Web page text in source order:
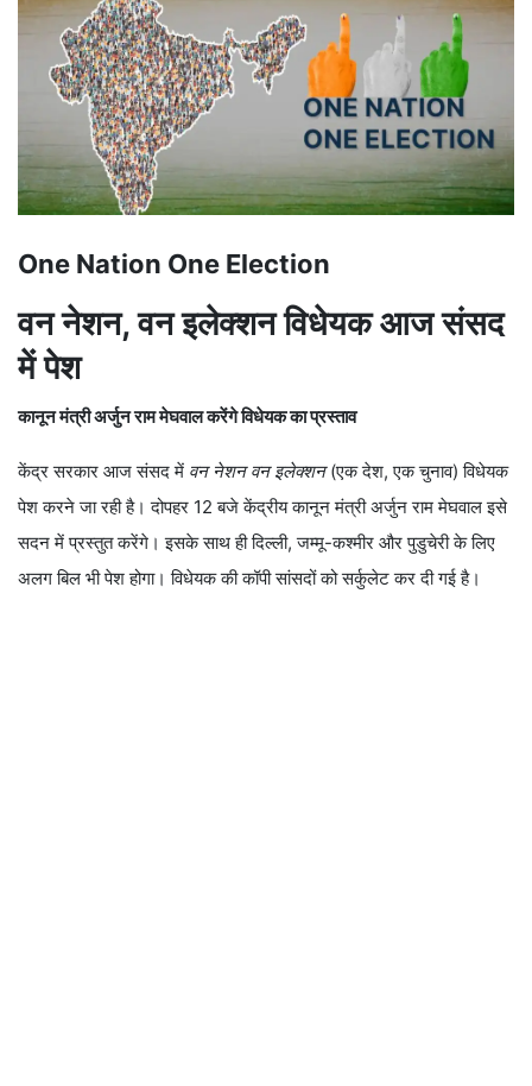
One Nation One Election
वन नेशन, वन इलेक्शन विधेयक आज संसद
में पेश
कानून मंत्री अर्जुन राम मेघवाल करेंगे विधेयक का प्रस्ताव
केंद्र सरकार आज संसद में वन नेशन वन इलेक्शन(एक देश, एक चुनाव) विधेयक
पेश करने जा रही है। दोपहर 12 बजे केंद्रीय कानून मंत्री अर्जुन राम मेघवाल इसे
सदन में प्रस्तुत करेंगे। इसके साथ ही दिल्ली, जम्मू-कश्मीर और पुडुचेरी के लिए
अलग बिल भी पेश होगा। विधेयक की कॉपी सांसदों को सर्कुलेट कर दी गई है।